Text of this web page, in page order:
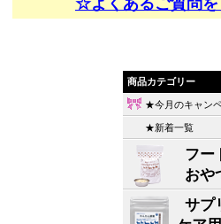
☆よくあるご質問
商品カテゴリー
★今月のキャン
★新着一覧
フー
おや
サプ